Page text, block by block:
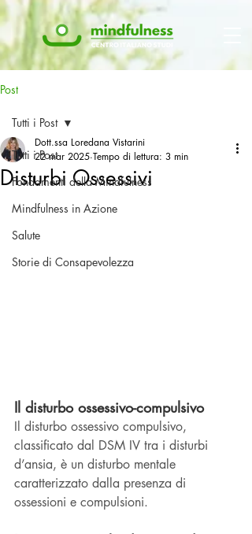
Post
Tutti i Post
Fondamenti della Mindfulness
Mindfulness in Azione
Salute
Storie di Consapevolezza
Tutti i Post
Disturbi Ossessivi
Dott.ssa Loredana Vistarini
22 mar 2025 Tempo di lettura: 3 min
Il disturbo ossessivo-compulsivo
Il disturbo ossessivo compulsivo,
classificato dal DSM IV tra i disturbi
d’ansia, è un disturbo mentale
caratterizzato dalla presenza di
ossessioni e compulsioni.